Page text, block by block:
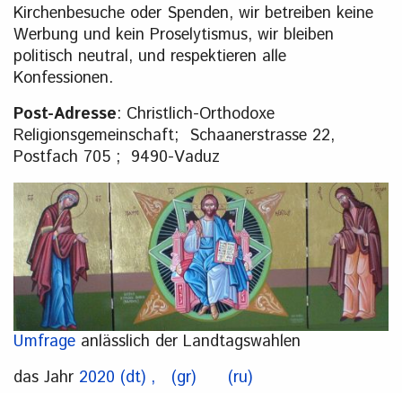
Kirchenbesuche oder Spenden, wir betreiben keine
Werbung und kein Proselytismus, wir bleiben
politisch neutral, und respektieren alle
Konfessionen.
Post-Adresse: Christlich-Orthodoxe
Religionsgemeinschaft; Schaanerstrasse 22,
Postfach 705 ; 9490-Vaduz
Umfrage anlässlich der Landtagswahlen
das Jahr 2020 (dt) , (gr)
(ru)